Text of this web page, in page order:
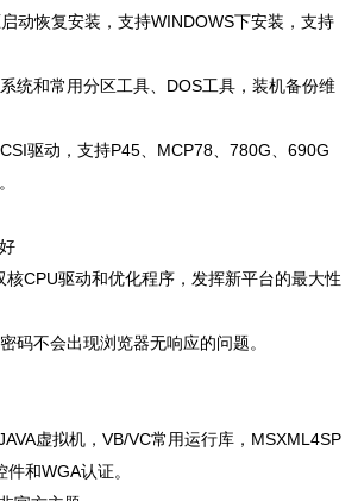
动恢复安装，支持WINDOWS下安装，支持
统和常用分区工具、DOS工具，装机备份维
驱动，支持P45、MCP78、780G、690G
CPU驱动和优化程序，发挥新平台的最大性
码不会出现浏览器无响应的问题。
虚拟机，VB/VC常用运行库，MSXML4SP
和WGA认证。